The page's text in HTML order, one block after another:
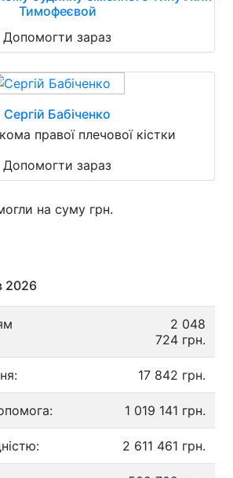
Тимофеєвой
Допомогти зараз
Сергій Бабіченко
правої плечової кістки
Допомогти зараз
на суму грн.
2026
2 048
724 грн.
17 842 грн.
1 019 141 грн.
2 611 461 грн.